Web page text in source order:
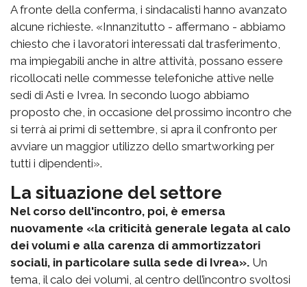
A fronte della conferma, i sindacalisti hanno avanzato
alcune richieste. «Innanzitutto - affermano - abbiamo
chiesto che i lavoratori interessati dal trasferimento,
ma impiegabili anche in altre attività, possano essere
ricollocati nelle commesse telefoniche attive nelle
sedi di Asti e Ivrea. In secondo luogo abbiamo
proposto che, in occasione del prossimo incontro che
si terrà ai primi di settembre, si apra il confronto per
avviare un maggior utilizzo dello smartworking per
tutti i dipendenti».
La situazione del settore
Nel corso dell'incontro, poi, è emersa
nuovamente «la criticità generale legata al calo
dei volumi e alla carenza di ammortizzatori
sociali, in particolare sulla sede di Ivrea». Un
tema, il calo dei volumi, al centro dell’incontro svoltosi